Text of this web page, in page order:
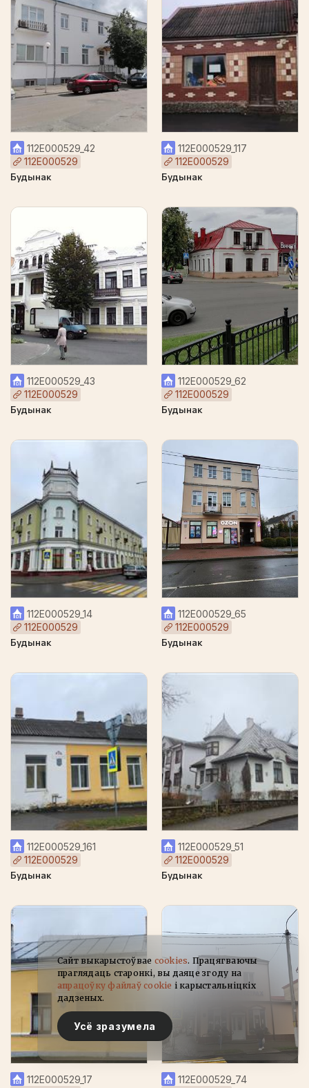
112Е000529_42
112Е000529
Будынак
112Е000529_43
112Е000529
Будынак
112Е000529_14
112Е000529
Будынак
112Е000529_161
112Е000529
Будынак
112Е000529_17
112Е000529_117
112Е000529
Будынак
112Е000529_62
112Е000529
Будынак
112Е000529_65
112Е000529
Будынак
112Е000529_51
112Е000529
Будынак
112Е000529_74
Сайт выкарыстоўвае cookies. Працягваючы
праглядаць старонкі, вы даяце згоду на
апрацоўку файлаў cookie і карыстальніцкіх
дадзеных.
Усё зразумела